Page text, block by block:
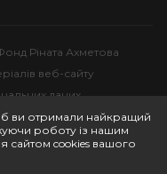
Ріната Ахметова
веб-сайту
даних
ви отримали найкращий
роботу із нашим
сайтом cookies вашого